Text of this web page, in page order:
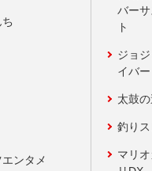
ンタメ
バー
ト
ジョ
イバー
太鼓の
釣り
マリ